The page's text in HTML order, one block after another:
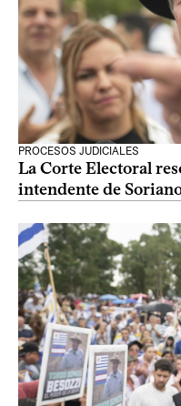
PROCESOS JUDICIALES
La Corte Electoral
intendente de